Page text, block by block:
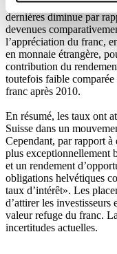
Autrement dit, la valeur
dernières diminue par
devenues
l’appréciation du franc,
en monnaie étrangère,
contribution du
toutefois faible
franc après 2010.
En résumé, les taux ont
Suisse dans un
Cependant, par rapport à
plus exceptionnellement
et un rendement
obligations helvétiques
taux d’intérêt». Les
d’attirer les
valeur refuge du franc.
incertitudes actuelles.